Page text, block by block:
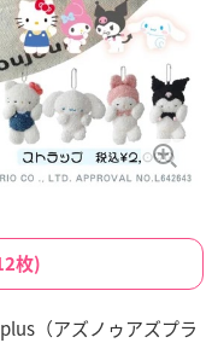
枚)
（アズノゥアズプラ